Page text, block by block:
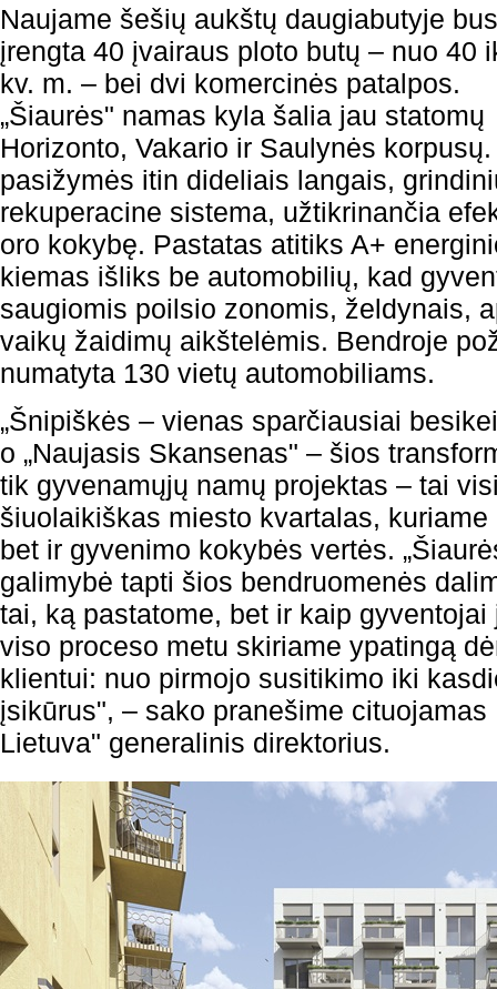
Naujame šešių aukštų daugiabutyje bus
įrengta 40 įvairaus ploto butų – nuo 40
kv. m. – bei dvi komercinės patalpos.
„Šiaurės" namas kyla šalia jau statomų
Horizonto, Vakario ir Saulynės
pasižymės itin dideliais langais,
rekuperacine sistema, užtikrinančia
oro kokybę. Pastatas atitiks A+
kiemas išliks be automobilių, kad
saugiomis poilsio zonomis, želdynais,
vaikų žaidimų aikštelėmis. Bendroje
numatyta 130 vietų automobiliams.
„Šnipiškės – vienas sparčiausiai
o „Naujasis Skansenas" – šios
tik gyvenamųjų namų projektas – tai
šiuolaikiškas miesto kvartalas,
bet ir gyvenimo kokybės vertės.
galimybė tapti šios bendruomenės
tai, ką pastatome, bet ir kaip
viso proceso metu skiriame ypatingą
klientui: nuo pirmojo susitikimo iki
įsikūrus", – sako pranešime cituojamas
Lietuva" generalinis direktorius.